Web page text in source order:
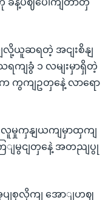
ျလို့ယူဆရတဲ့ အငျးစိနျ
ရကျခွံ ၁ လမျးမှာရှိတဲ့
ကွကျဥတှနေဲ့ လာရော
မှုကှနျယကျမှာထှကျ
ျမွငျတှနေဲ့ အတညျပွု
ပျစုလိုကျ အောျဟဈ